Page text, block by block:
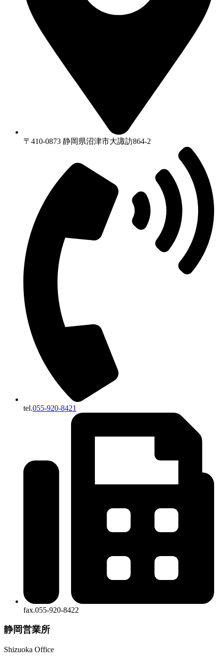
〒410-0873 静岡県沼津市⼤諏訪864-2
tel.055-920-8421
fax.055-920-8422
静岡営業所
Shizuoka Office